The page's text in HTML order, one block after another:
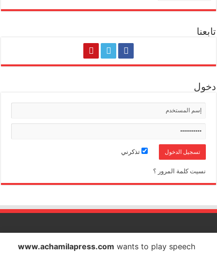
تابعنا
دخول
تذكرني
نسيت كلمة المرور ؟
الشاملة بريس تصدر عن شركة الشاملة بريس للاتصال والاشهار
www.achamilapress.com wants to play speech